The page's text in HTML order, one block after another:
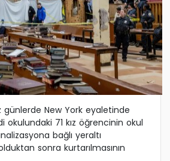
günlerde New York eyaletinde
okulundaki 71 kız öğrencinin okul
bağlı yeraltı
sonra kurtarılmasının